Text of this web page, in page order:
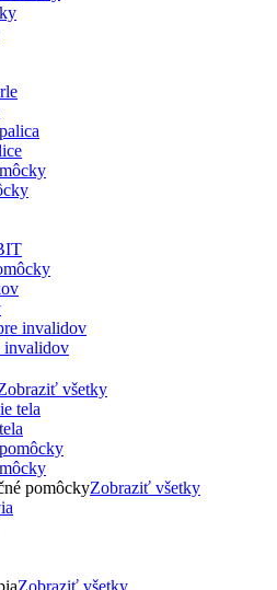
invalidov
všetky
pomôckyZobraziť všetky
Zobraziť všetky